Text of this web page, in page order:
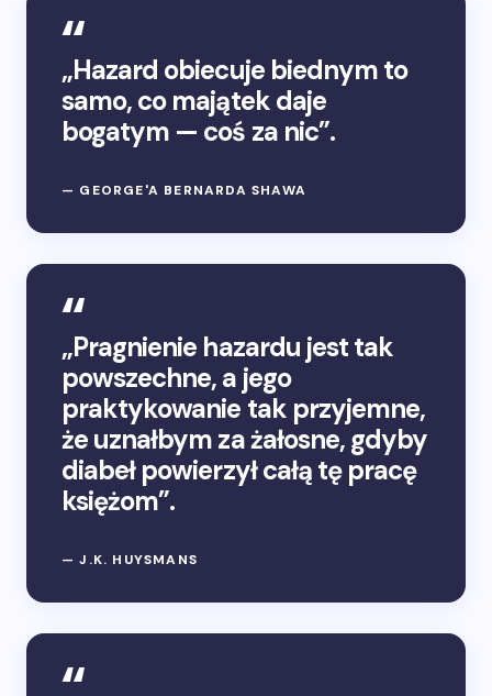
„Hazard obiecuje biednym to
samo, co majątek daje
bogatym — coś za nic”.
— GEORGE'A BERNARDA SHAWA
„Pragnienie hazardu jest tak
powszechne, a jego
praktykowanie tak przyjemne,
że uznałbym za żałosne, gdyby
diabeł powierzył całą tę pracę
księżom”.
— J.K. HUYSMANS